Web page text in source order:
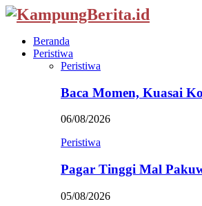
Beranda
Peristiwa
Peristiwa
Baca Momen, Kuasai
06/08/2026
Peristiwa
Pagar Tinggi Mal
05/08/2026